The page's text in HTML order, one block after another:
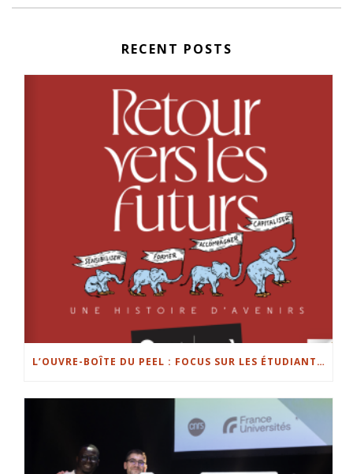
RECENT POSTS
L’OUVRE-BOÎTE DU PEEL : FOCUS SUR LES ÉTUDIANTS ENTREPRENEURS DE L’UL